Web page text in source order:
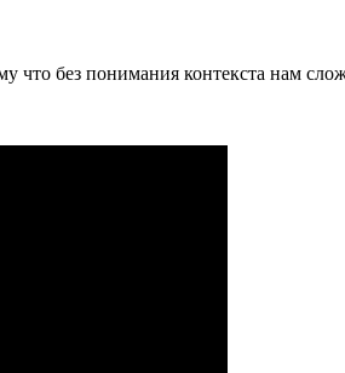
без понимания контекста нам